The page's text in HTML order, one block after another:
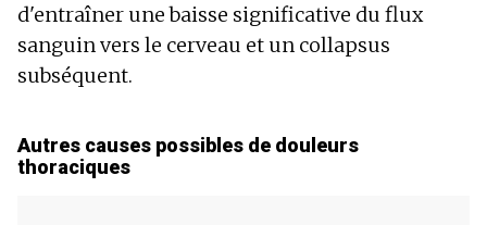
d'entraîner une baisse significative du flux
sanguin vers le cerveau et un collapsus
subséquent.
Autres causes possibles de douleurs
thoraciques